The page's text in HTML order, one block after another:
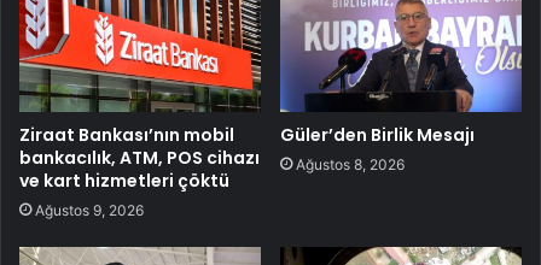
Ziraat Bankası’nın mobil
bankacılık, ATM, POS cihazı
ve kart hizmetleri çöktü
Ağustos 9, 2026
Güler’den Birlik Mesajı
Ağustos 8, 2026